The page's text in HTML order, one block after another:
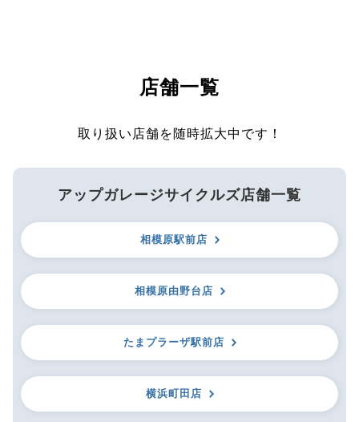
店舗一覧
取り扱い店舗を随時拡大中です！
アップガレージサイクルズ店舗一覧
相模原駅前店
相模原由野台店
たまプラーザ駅前店
横浜町田店